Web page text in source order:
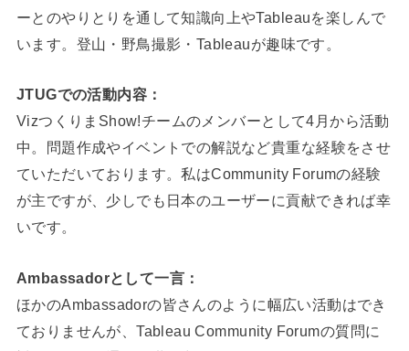
ーとのやりとりを通して知識向上やTableauを楽しんで
います。登山・野鳥撮影・Tableauが趣味です。
JTUGでの活動内容：
VizつくりまShow!チームのメンバーとして4月から活動
中。問題作成やイベントでの解説など貴重な経験をさせ
ていただいております。私はCommunity Forumの経験
が主ですが、少しでも日本のユーザーに貢献できれば幸
いです。
Ambassadorとして一言：
ほかのAmbassadorの皆さんのように幅広い活動はでき
ておりませんが、Tableau Community Forumの質問に